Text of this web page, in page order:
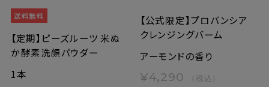
お問い合わせ
ペリカン石鹸について
ご利用案内
【定期】ピーズルーツ 米ぬ
か酵素洗顔パウダー
1本
【公式限定】プロバンシア
クレンジングバーム
アーモンドの香り
¥4,290 （税込）